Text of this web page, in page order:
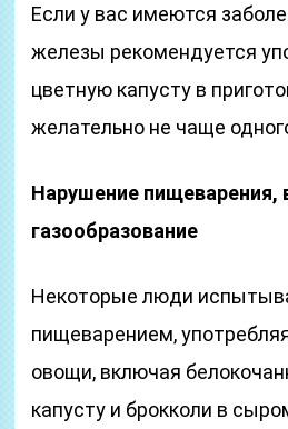
Если у вас имеются
железы рекомендуется
цветную капусту в
желательно не чаще
Нарушение пищеварения,
газообразование
Некоторые люди
пищеварением,
овощи, включая
капусту и брокколи в